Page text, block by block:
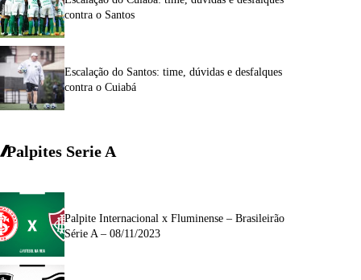
contra o Santos
Escalação do Santos: time, dúvidas e desfalques
contra o Cuiabá
Palpites Serie A
Palpite Internacional x Fluminense – Brasileirão
Série A – 08/11/2023